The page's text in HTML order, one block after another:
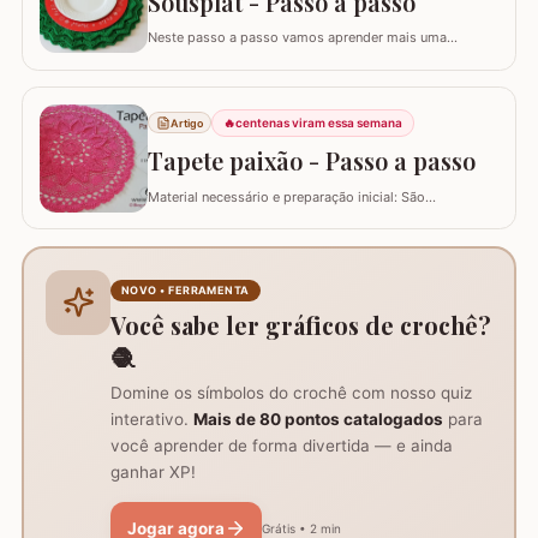
Neste passo a passo vamos aprender mais uma
acabamento remete imediatamente ao formato de
natal :)…
Artigo 🔥centenas viram essa semana
Tapete paixão - Passo a passo
Material necessário e preparação inicial: São
do trabalho e formação do centro do tapete: Comece
com um anel mágico ou uma argola de 10…
NOVO • FERRAMENTA
Você sabe ler gráficos de crochê?
🧶
Domine os símbolos do crochê com nosso quiz
interativo. Mais de 80 pontos catalogados para
você aprender de forma divertida — e ainda
ganhar XP!
Jogar agora Grátis • 2 min